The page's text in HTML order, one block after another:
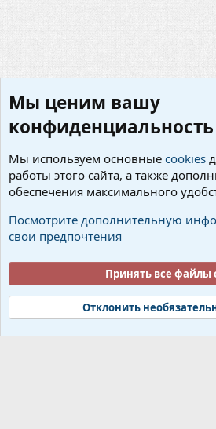
Форумы
Cookies
Русский (RU)
Условия и правила
Политика
S
S
Community platform by XenForo® © 2010-2026
XenForo.Info
Ширина
Запросов 8 Время
Мы ценим вашу
конфиденциальность
Мы используем основные cookies
работы этого сайта, а также
обеспечения максимального
Посмотрите дополнительную
свои предпочтения
Принять все файлы
Отклонить